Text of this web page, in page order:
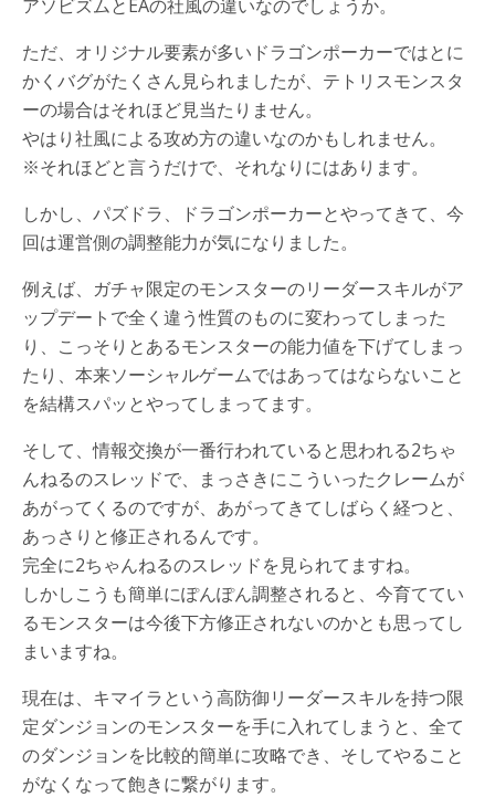
アソビズムとEAの社風の違いなのでしょうか。
ただ、オリジナル要素が多いドラゴンポーカーではとに
かくバグがたくさん見られましたが、テトリスモンスタ
ーの場合はそれほど見当たりません。
やはり社風による攻め方の違いなのかもしれません。
※それほどと言うだけで、それなりにはあります。
しかし、パズドラ、ドラゴンポーカーとやってきて、今
回は運営側の調整能力が気になりました。
例えば、ガチャ限定のモンスターのリーダースキルがア
ップデートで全く違う性質のものに変わってしまった
り、こっそりとあるモンスターの能力値を下げてしまっ
たり、本来ソーシャルゲームではあってはならないこと
を結構スパッとやってしまってます。
そして、情報交換が一番行われていると思われる2ちゃ
んねるのスレッドで、まっさきにこういったクレームが
あがってくるのですが、あがってきてしばらく経つと、
あっさりと修正されるんです。
完全に2ちゃんねるのスレッドを見られてますね。
しかしこうも簡単にぽんぽん調整されると、今育ててい
るモンスターは今後下方修正されないのかとも思ってし
まいますね。
現在は、キマイラという高防御リーダースキルを持つ限
定ダンジョンのモンスターを手に入れてしまうと、全て
のダンジョンを比較的簡単に攻略でき、そしてやること
がなくなって飽きに繋がります。